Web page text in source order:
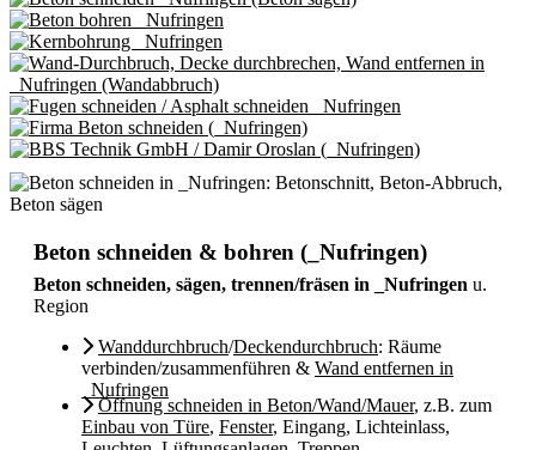
Beton schneiden & bohren (_Nufringen)
Beton schneiden, sägen, trennen/fräsen in _Nufringen u.
Region
Wanddurchbruch/Deckendurchbruch: Räume
verbinden/zusammenführen & Wand entfernen in
_Nufringen
Öffnung schneiden in Beton/Wand/Mauer, z.B. zum
Einbau von Türe, Fenster, Eingang, Lichteinlass,